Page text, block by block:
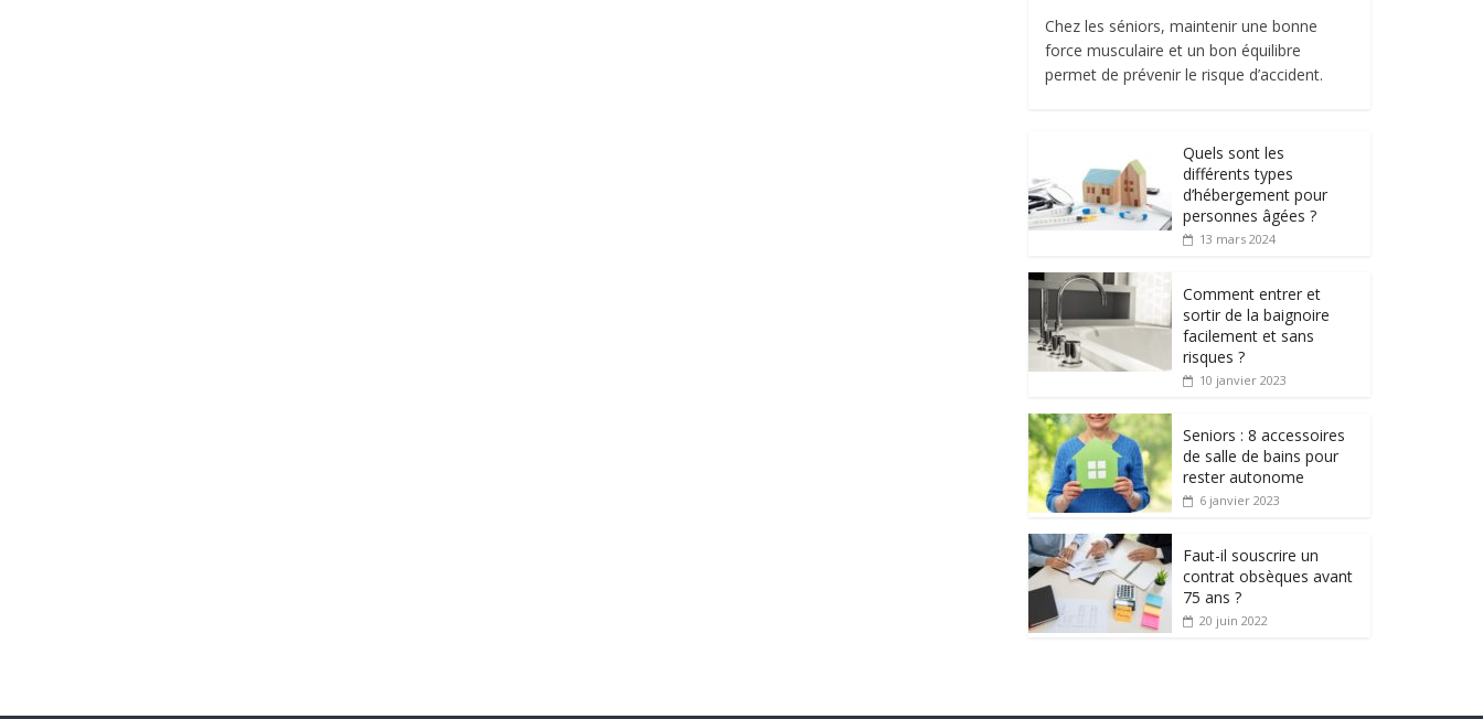
Chez les séniors, maintenir une bonne
force musculaire et un bon équilibre
permet de prévenir le risque d’accident.
Quels sont les
différents types
d’hébergement pour
personnes âgées ?
13 mars 2024
Comment entrer et
sortir de la baignoire
facilement et sans
risques ?
10 janvier 2023
Seniors : 8 accessoires
de salle de bains pour
rester autonome
6 janvier 2023
Faut-il souscrire un
contrat obsèques avant
75 ans ?
20 juin 2022